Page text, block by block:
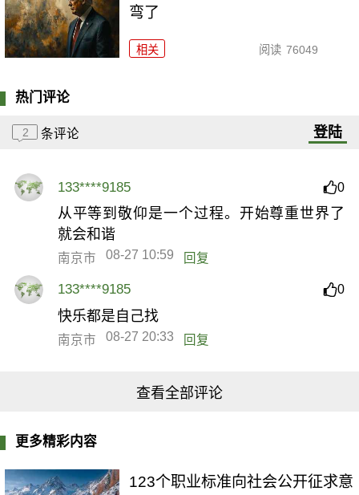
弯了
相关 阅读 76049
热门评论
2 条评论 登陆
133****9185 0
从平等到敬仰是一个过程。开始尊重世界了
就会和谐
南京市 08-27 10:59 回复
133****9185 0
快乐都是自己找
南京市 08-27 20:33 回复
查看全部评论
更多精彩内容
123个职业标准向社会公开征求意